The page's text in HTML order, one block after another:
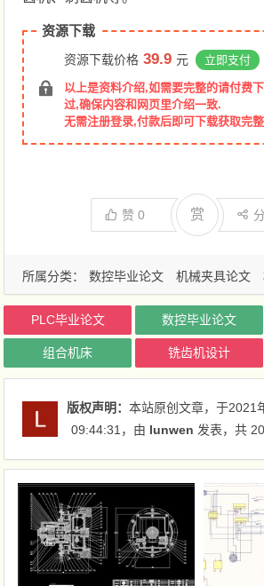
资源下载
资源下载价格 39.9 元 立即支付
以上是资料介绍,如需要完整的请付费
过,确保内容和网页里介绍一致.
无需注册登录,付款后即可下载获取完
赞0 赏
所属分类： 数控毕业论文 机械夹具论文
PLC毕业论文 数控毕业论文
组合机床 铣齿机设计
版权声明：本站原创文章，于2021
09:44:31 ，由 lunwen 发表，共